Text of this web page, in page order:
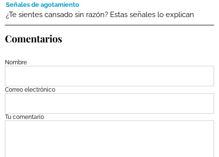
Señales de agotamiento
¿Te sientes cansado sin razón? Estas señales lo explican
Comentarios
Nombre
Correo electrónico
Tu comentario